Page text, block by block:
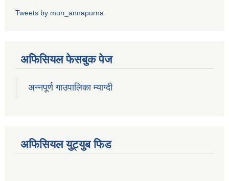
Tweets by mun_annapurna
अफिसियल फेसबुक पेज
अन्नपूर्ण गाउपालिका म्याग्दी
अफिसियल युट्युब फिड